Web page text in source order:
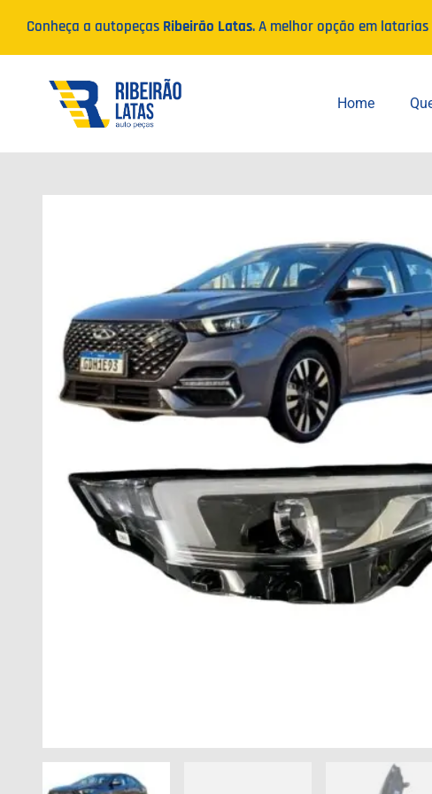
o
conteúdo
Conheça a autopeças Ribeirão Latas. A melhor opção em
Home